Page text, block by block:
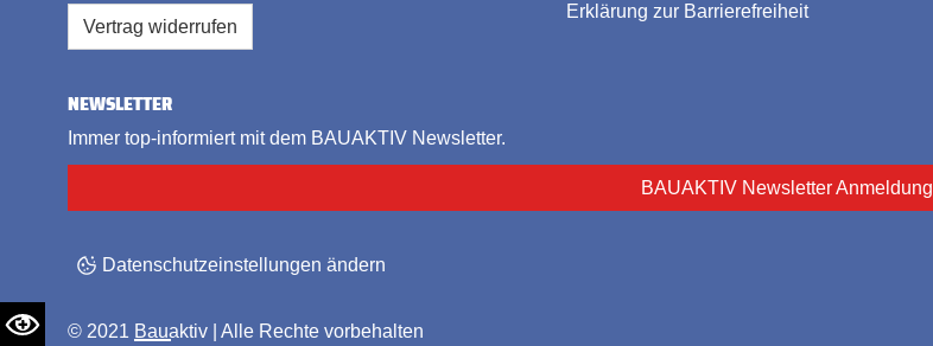
Vertrag widerrufen
Erklärung zur Barrierefreiheit
NEWSLETTER
Immer top-informiert mit dem BAUAKTIV Newsletter.
BAUAKTIV Newsletter Anmeldung
Datenschutzeinstellungen ändern
© 2021 Bauaktiv | Alle Rechte vorbehalten